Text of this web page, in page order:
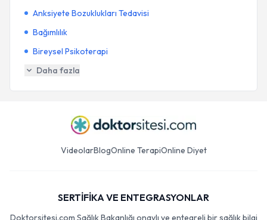
Anksiyete Bozuklukları Tedavisi
Bağımlılık
Bireysel Psikoterapi
Daha fazla
VideolarBlogOnline TerapiOnline Diyet
SERTİFİKA VE ENTEGRASYONLAR
Doktorsitesi.com Sağlık Bakanlığı onaylı ve entegreli bir sağlık bilgi